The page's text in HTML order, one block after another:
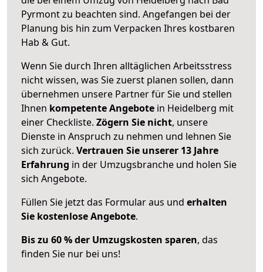
Pyrmont zu beachten sind. Angefangen bei der
Planung bis hin zum Verpacken Ihres kostbaren
Hab & Gut.
Wenn Sie durch Ihren alltäglichen Arbeitsstress
nicht wissen, was Sie zuerst planen sollen, dann
übernehmen unsere Partner für Sie und stellen
Ihnen kompetente Angebote in Heidelberg mit
einer Checkliste. Zögern Sie nicht, unsere
Dienste in Anspruch zu nehmen und lehnen Sie
sich zurück. Vertrauen Sie unserer 13 Jahre
Erfahrung in der Umzugsbranche und holen Sie
sich Angebote.
Füllen Sie jetzt das Formular aus und erhalten
Sie kostenlose Angebote.
Bis zu 60 % der Umzugskosten sparen, das
finden Sie nur bei uns!